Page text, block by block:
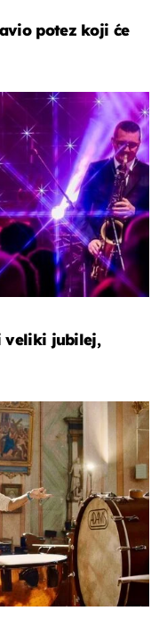
potez koji će
veliki jubilej,